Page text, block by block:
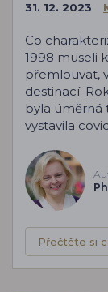
31. 12. 2023
Co
1998 museli
přemlouvat,
destinací.
byla úměrná
vystavila
Přečtěte si